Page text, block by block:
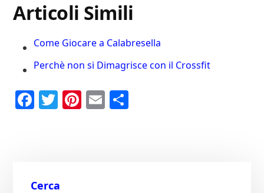
Articoli Simili
Come Giocare a Calabresella
Perchè non si Dimagrisce con il Crossfit
Fa T Pi E
Cerca